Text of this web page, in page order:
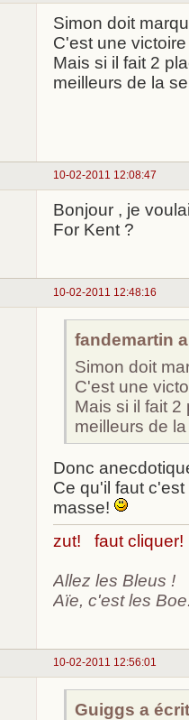
Simon doit
C'est une
Mais si il fait 2
meilleurs de la
10-02-2011 12:08:47
Bonjour , je
For Kent ?
10-02-2011 12:48:16
fandemartin
Simon doit
C'est une
Mais si il fait
meilleurs de
Donc
Ce qu'il faut
masse!
zut! faut cliquer!
Allez les Bleus !
Aïe, c'est les
10-02-2011 12:56:01
Guiggs a